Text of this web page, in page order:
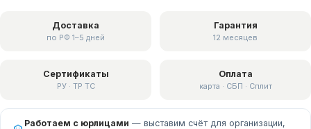
Доставка
по РФ 1–5 дней
Гарантия
12 месяцев
Сертификаты
РУ · ТР ТС
Оплата
карта · СБП · Сплит
Работаем с юрлицами — выставим счёт для организации,